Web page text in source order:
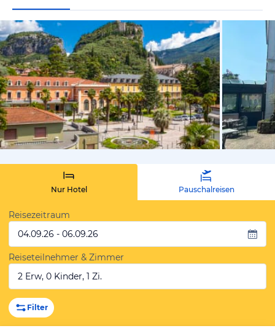
vom
Nur Hotel Pauschalreisen
Reisezeitraum
04.09.26 - 06.09.26
Reiseteilnehmer & Zimmer
2 Erw, 0 Kinder, 1 Zi.
Filter